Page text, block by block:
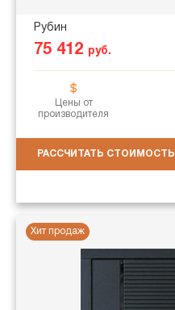
Рубин
75 412 руб.
Цены от
производителя
РАССЧИТАТЬ СТОИМОСТЬ
Хит продаж